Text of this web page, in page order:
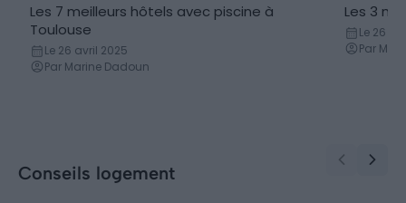
Les 7 meilleurs hôtels avec piscine à
Toulouse
Le 26 avril 2025
Par Marine Dadoun
Les 3
Le 26
Par
Conseils logement